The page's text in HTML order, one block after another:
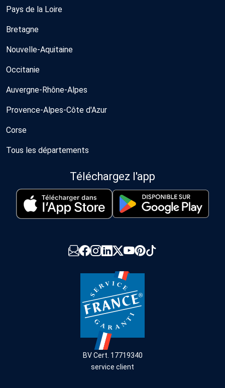
Pays de la Loire
Bretagne
Nouvelle-Aquitaine
Occitanie
Auvergne-Rhône-Alpes
Provence-Alpes-Côte d'Azur
Corse
Tous les départements
Téléchargez l'app
BV Cert. 17719340
service client